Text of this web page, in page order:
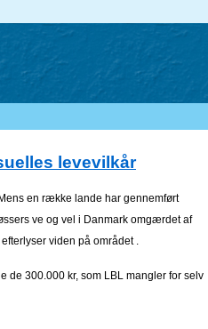
levevilkår
en række lande har gennemført
ve og vel i Danmark omgærdet af
viden på området .
de 300.000 kr, som LBL mangler for selv